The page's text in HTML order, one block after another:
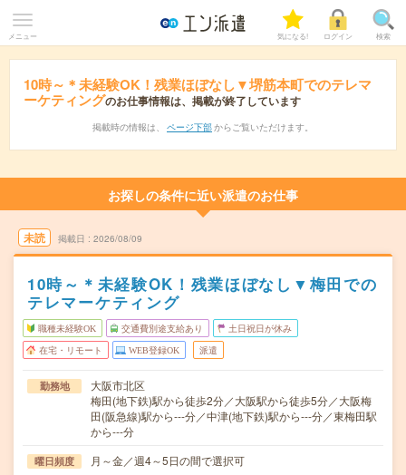
メニュー 気になる! ログイン 検索
10時～＊未経験OK！残業ほぼなし▼堺筋本町でのテレマ
ーケティングのお仕事情報は、掲載が終了しています
掲載時の情報は、 ページ下部 からご覧いただけます。
お探しの条件に近い派遣のお仕事
未読 掲載日 2026/08/09
10時～＊未経験OK！残業ほぼなし▼梅田での
テレマーケティング
職種未経験OK 交通費別途支給あり 土日祝日が休み
在宅・リモート WEB登録OK 派遣
勤務地
大阪市北区
梅田(地下鉄)駅から徒歩2分／大阪駅から徒歩5分／大阪梅
田(阪急線)駅から---分／中津(地下鉄)駅から---分／東梅田駅
から---分
曜日頻度 月～金／週4～5日の間で選択可